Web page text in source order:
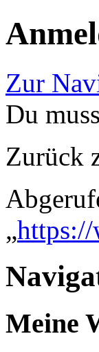
Zur
Du
Zurück
„https://
Meine